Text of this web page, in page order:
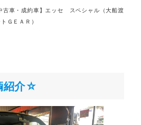
古車・成約車】エッセ スペシャル（大船渡
ＧＥＡＲ）
紹介☆